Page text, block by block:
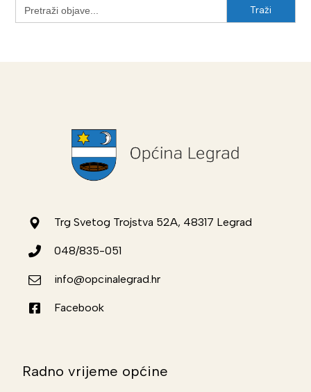
for:
Trg Svetog Trojstva 52A, 48317 Legrad
048/835-051
info@opcinalegrad.hr
Facebook
Radno vrijeme općine